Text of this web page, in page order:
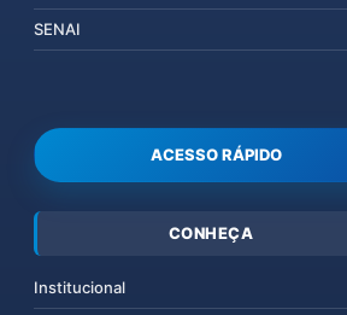
SENAI
ACESSO RÁPIDO
CONHEÇA
Institucional